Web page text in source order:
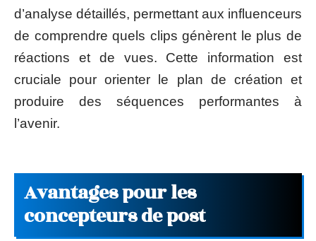
d’analyse détaillés, permettant aux influenceurs
de comprendre quels clips génèrent le plus de
réactions et de vues. Cette information est
cruciale pour orienter le plan de création et
produire des séquences performantes à
l’avenir.
Avantages pour les
concepteurs de post